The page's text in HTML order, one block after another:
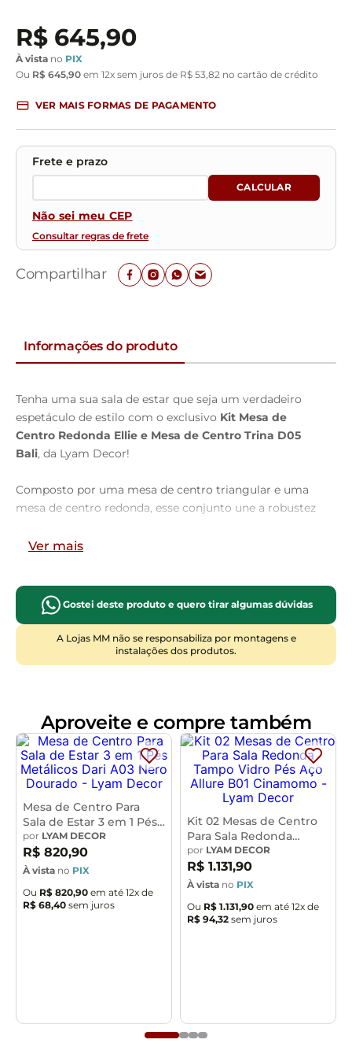
R$ 645,90
À vista no PIX
Ou R$ 645,90 em 12x sem juros de R$ 53 82 no cartão de crédito
VER MAIS FORMAS DE PAGAMENTO
Não sei meu CEP
Consultar regras de frete
Compartilhar
Informações do produto
Tenha uma sua sala de estar que seja um verdadeiro
espetáculo de estilo com o exclusivo Kit Mesa de
Centro Redonda Ellie e Mesa de Centro Trina D05
Bali, da Lyam Decor!
Composto por uma mesa de centro triangular e uma
mesa de centro redonda, esse conjunto une a robustez
orgânico. Os pés metálicos conferem um toque
receber amigos, desfrutar de um café ou
simplesmente relaxar, essas mesas são perfeitas para
qualquer ocasião. Seu formato inovador permite
combinações criativas, otimizando o espaço e
Deixe sua sala de estar mais convidativa e cheia de
charme com esse kit que une funcionalidade e beleza.
Dê o primeiro passo para um ambiente dos sonhos!
Adicione ao seu carrinho!
Dimensões da Mesa de Centro Trina (L x A x P)
76,5 x 33,5 x 72,5 cm.
Características Mesa de Centro Trina:
Estrutura 100% MDF com acabamento das bordas em
Pés metálicos cilíndricos na cor dourada, estilo
Ver mais
Gostei deste produto e quero tirar algumas dúvidas
A Lojas MM não se responsabiliza por montagens e
instalações dos produtos.
Aproveite e compre também
Mesa de Centro Para
Sala de Estar 3 em 1 Pés
Metálicos Dari A03 Nero
Dourado - Lyam Decor
por LYAM DECOR
R$ 820,90
À vista no PIX
Ou R$ 820,90 em até 12x de
R$ 68,40 sem juros
Kit 02 Mesas de Centro
Para Sala Redonda
Tampo Vidro Pés Aço
Allure B01 Cinamomo -
Lyam Decor
por LYAM DECOR
R$ 1.131,90
À vista no PIX
Ou R$ 1.131,90 em até 12x de
R$ 94,32 sem juros